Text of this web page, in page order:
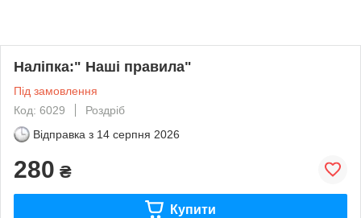
Наліпка:" Наші правила"
Під замовлення
Код: 6029
Роздріб
Відправка з 14 серпня 2026
280 ₴
Купити